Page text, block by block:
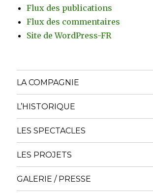
Flux des publications
Flux des commentaires
Site de WordPress-FR
LA COMPAGNIE
L’HISTORIQUE
LES SPECTACLES
LES PROJETS
GALERIE / PRESSE